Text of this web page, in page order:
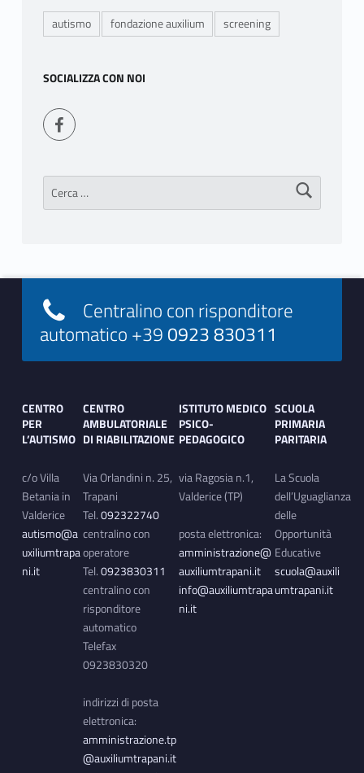
autismo fondazione auxilium screening
SOCIALIZZA CON NOI
Seguici su Facebook
Ricerca per:
Footer info sidebar
Centralino con risponditore
automatico +390923 830311
CENTRO
PER
L’AUTISMO
c/o Villa
Betania in
Valderice
autismo@a
uxiliumtrapa
ni.it
CENTRO
AMBULATORIALE
DI RIABILITAZIONE
Via Orlandini n. 25,
Trapani
Tel.092322740
centralino con
operatore
Tel.0923830311
centralino con
risponditore
automatico
Telefax
0923830320
indirizzi di posta
elettronica:
amministrazione.tp
@auxiliumtrapani.it
ISTITUTO MEDICO
PSICO-
PEDAGOGICO
via Ragosia n.1,
Valderice (TP)
posta elettronica:
amministrazione@
auxiliumtrapani.it
info@auxiliumtrapa
ni.it
SCUOLA
PRIMARIA
PARITARIA
La Scuola
dell’Uguaglianza
delle
Opportunità
Educative
scuola@auxili
umtrapani.it